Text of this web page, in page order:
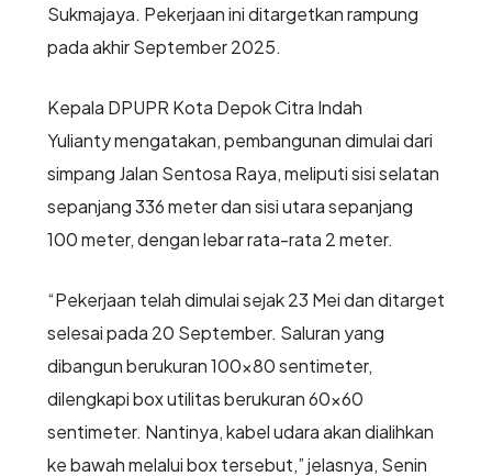
Sukmajaya. Pekerjaan ini ditargetkan rampung
pada akhir September 2025.
Kepala DPUPR Kota Depok Citra Indah
Yulianty mengatakan, pembangunan dimulai dari
simpang Jalan Sentosa Raya, meliputi sisi selatan
sepanjang 336 meter dan sisi utara sepanjang
100 meter, dengan lebar rata-rata 2 meter.
“Pekerjaan telah dimulai sejak 23 Mei dan ditarget
selesai pada 20 September. Saluran yang
dibangun berukuran 100x80 sentimeter,
dilengkapi box utilitas berukuran 60x60
sentimeter. Nantinya, kabel udara akan dialihkan
ke bawah melalui box tersebut,” jelasnya, Senin